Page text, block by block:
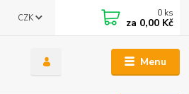
Menu
CZK 0 ks
za 0,00 Kč